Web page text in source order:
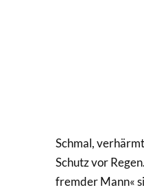
Schmal,
Schutz vor
fremder Mann«